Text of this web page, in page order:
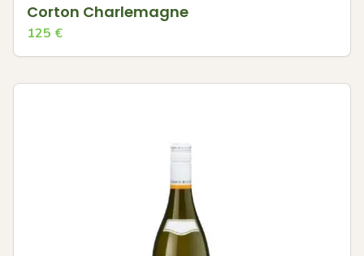
Corton Charlemagne
125 €